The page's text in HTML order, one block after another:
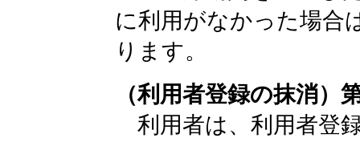
に利用がなかった場合
ります。
（利用者登録の抹消）
利用者は、利用者登